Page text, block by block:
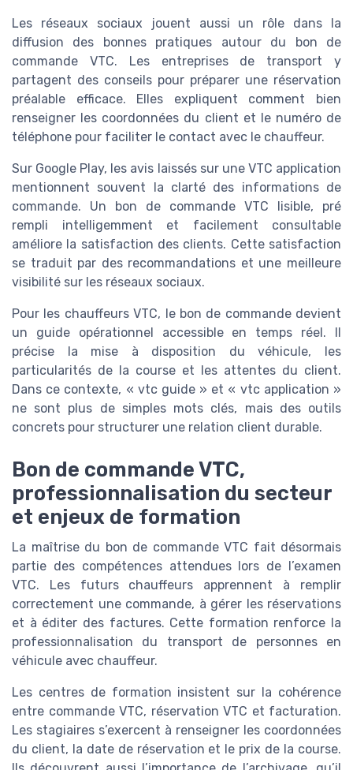
Les réseaux sociaux jouent aussi un rôle dans la
diffusion des bonnes pratiques autour du bon de
commande VTC. Les entreprises de transport y
partagent des conseils pour préparer une réservation
préalable efficace. Elles expliquent comment bien
renseigner les coordonnées du client et le numéro de
téléphone pour faciliter le contact avec le chauffeur.
Sur Google Play, les avis laissés sur une VTC application
mentionnent souvent la clarté des informations de
commande. Un bon de commande VTC lisible, pré
rempli intelligemment et facilement consultable
améliore la satisfaction des clients. Cette satisfaction
se traduit par des recommandations et une meilleure
visibilité sur les réseaux sociaux.
Pour les chauffeurs VTC, le bon de commande devient
un guide opérationnel accessible en temps réel. Il
précise la mise à disposition du véhicule, les
particularités de la course et les attentes du client.
Dans ce contexte, « vtc guide » et « vtc application »
ne sont plus de simples mots clés, mais des outils
concrets pour structurer une relation client durable.
Bon de commande VTC,
professionnalisation du secteur
et enjeux de formation
La maîtrise du bon de commande VTC fait désormais
partie des compétences attendues lors de l’examen
VTC. Les futurs chauffeurs apprennent à remplir
correctement une commande, à gérer les réservations
et à éditer des factures. Cette formation renforce la
professionnalisation du transport de personnes en
véhicule avec chauffeur.
Les centres de formation insistent sur la cohérence
entre commande VTC, réservation VTC et facturation.
Les stagiaires s’exercent à renseigner les coordonnées
du client, la date de réservation et le prix de la course.